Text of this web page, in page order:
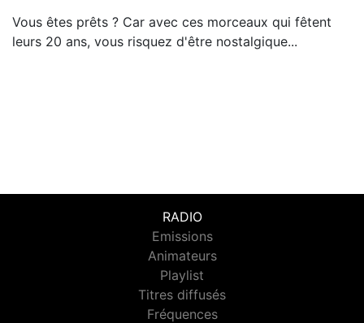
Vous êtes prêts ? Car avec ces morceaux qui fêtent
leurs 20 ans, vous risquez d'être nostalgique...
RADIO
Emissions
Animateurs
Playlist
Titres diffusés
Fréquences